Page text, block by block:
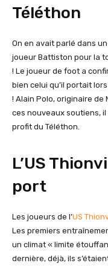
Téléthon
On en avait parlé dans
joueur Battiston pour la
! Le joueur de foot a
bien celui qu’il portait
! Alain Polo, originaire de
ces nouveaux soutiens,
profit du Téléthon.
L’US
port
Les joueurs de l’US
Les premiers
un climat « limite
dernière, déjà, ils